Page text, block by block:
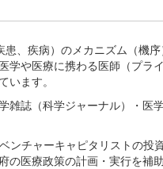
、疾病）のメカニズム（機序
や医療に携わる医師（プラ
ます。
誌（科学ジャーナル）・医
チャーキャピタリストの投
医療政策の計画・実行を補